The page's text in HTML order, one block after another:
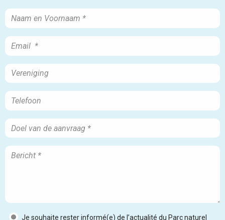
Je souhaite rester informé(e) de l’actualité du Parc naturel